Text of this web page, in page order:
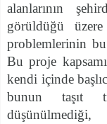
alanlarının
görüldüğü
problemlerinin bu
Bu proje
kendi içinde
bunun taşıt
düşünülmediği,